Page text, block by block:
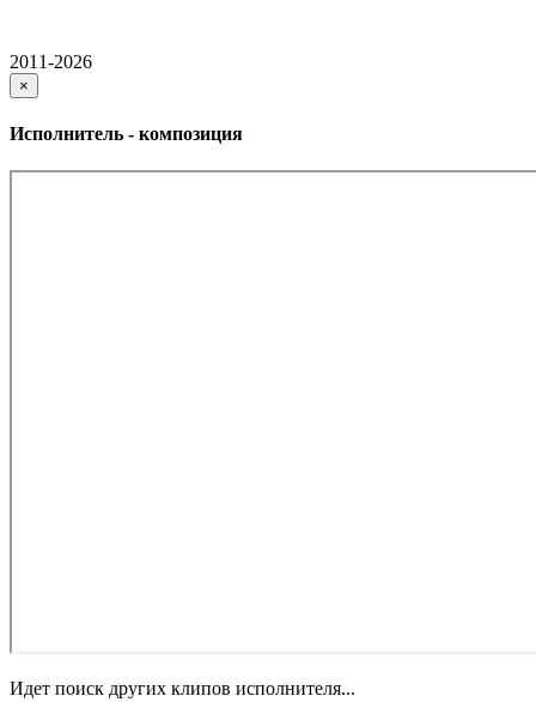
2011-2026
×
Исполнитель - композиция
Идет поиск других клипов исполнителя...